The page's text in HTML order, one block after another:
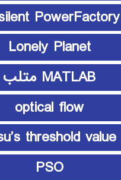
PowerFactory
Lonely Planet
MATLAB متلب
optical flow
threshold value
PSO